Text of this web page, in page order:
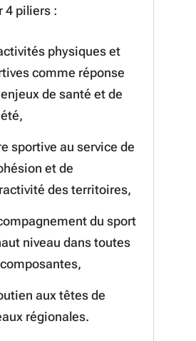
4 piliers :
physiques et
comme réponse
de santé et de
sportive au service de
et de
des territoires,
du sport
niveau dans toutes
aux têtes de
régionales.